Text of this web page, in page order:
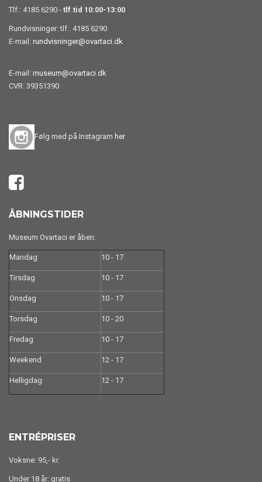
Tlf.: 4185 6290 - tlf.tid 10:00-13:00
Rundvisninger: tlf.: 4185 6290
E-mail: rundvisninger@ovartaci.dk
E-mail: museum@ovartaci.dk
CVR: 39351390
Følg med på Instagram her
ÅBNINGSTIDER
Museum Ovartaci er åben:
Mandag 10 - 17
Tirsdag 10 - 17
Onsdag 10 - 17
Torsdag 10 - 20
Fredag 10 - 17
Weekend 12 - 17
Helligdag 12 - 17
ENTRÉPRISER
Voksne: 95,- kr.
Under 18 år: gratis